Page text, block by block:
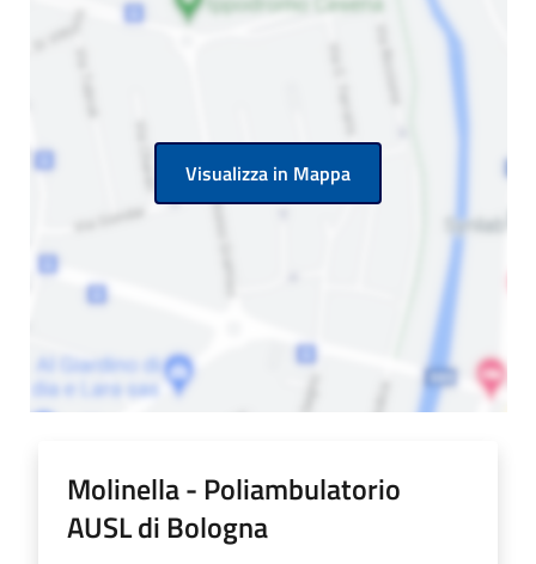
Visualizza in Mappa
Molinella - Poliambulatorio
AUSL di Bologna